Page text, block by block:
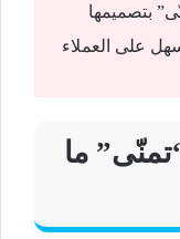
بتصميمها
على العملاء
ما